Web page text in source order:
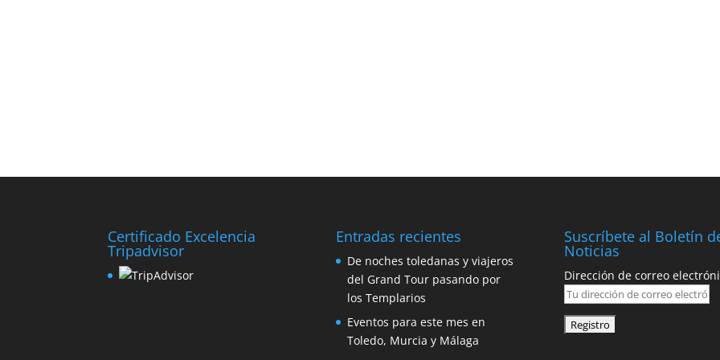
Certificado Excelencia
Tripadvisor
Entradas recientes
De noches toledanas y viajeros
del Grand Tour pasando por
los Templarios
Eventos para este mes en
Toledo, Murcia y Málaga
Suscríbete al Boletín
Noticias
Dirección de correo